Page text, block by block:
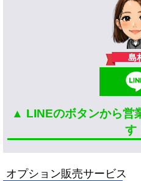
島
▲ LINEのボタンから営
す
オプション販売サービス